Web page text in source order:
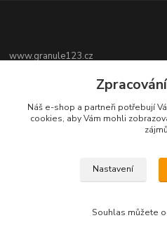
www.granule123.cz
+420775964988
Ut - Pá 8:30 - 16:30, So 8:30 - 11:00
Náš e-shop a partneři potřebují
cookies, aby Vám mohli
Nastavení
Souhlas můžete